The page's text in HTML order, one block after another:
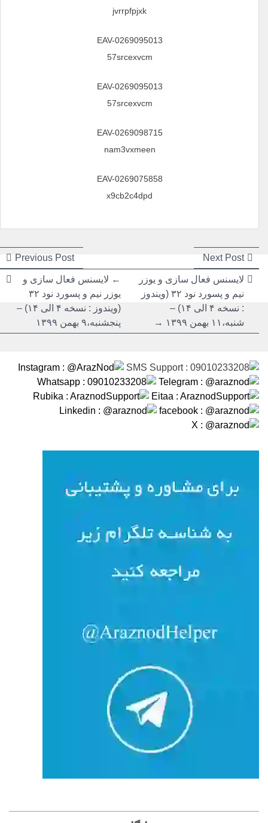
jvrrpfpjxk
EAV-0269095013
57srcexvcm
EAV-0269095013
57srcexvcm
EAV-0269098715
nam3vxmeen
EAV-0269075858
x9cb2c4dpd
راهبری
نوشته
Previous Post Next Post
post:
راهبری
نوشته
← لایسنس فعال سازی و
یوزر نیم و پسورد نود ۳۲
(ویندوز : نسخه ۴ الی ۱۴) –
پنجشنبه،۹ بهمن ۱۳۹۹
لایسنس فعال سازی و یوزر
نیم و پسورد نود ۳۲ (ویندوز
: نسخه ۴ الی ۱۴) –
شنبه،۱۱ بهمن ۱۳۹۹ →